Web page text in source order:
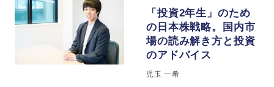
「投資2年生」のため
の日本株戦略。国内市
場の読み解き方と投資
のアドバイス
児玉 一希